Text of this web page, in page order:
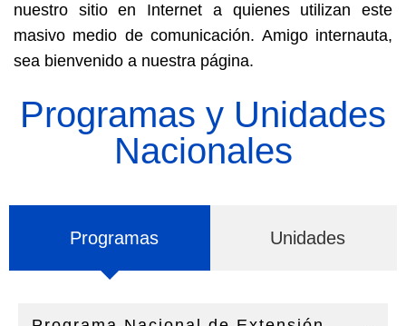
nuestro sitio en Internet a quienes utilizan este
masivo medio de comunicación. Amigo internauta,
sea bienvenido a nuestra página.
Programas y Unidades
Nacionales
Programas Unidades